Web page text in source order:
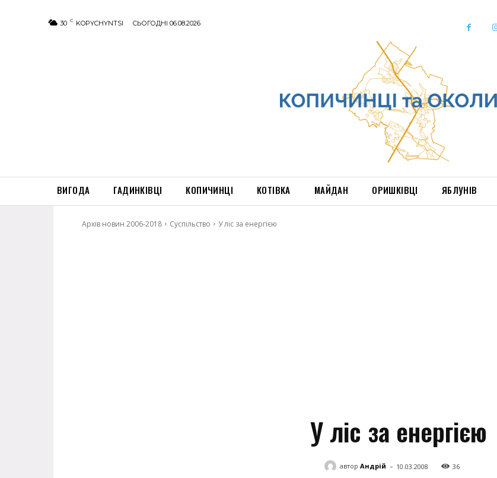
30 C KOPYCHYNTSI СЬОГОДНІ 06.08.2026
ВИГОДА ГАДИНКІВЦІ КОПИЧИНЦІ КОТІВКА МАЙДАН ОРИШКІВЦІ ЯБЛУНІВ
Архів новин 2006-2018 Суспільство У ліс за енергією
У ліс за енергією
автор Андрій - 10.03.2008 36